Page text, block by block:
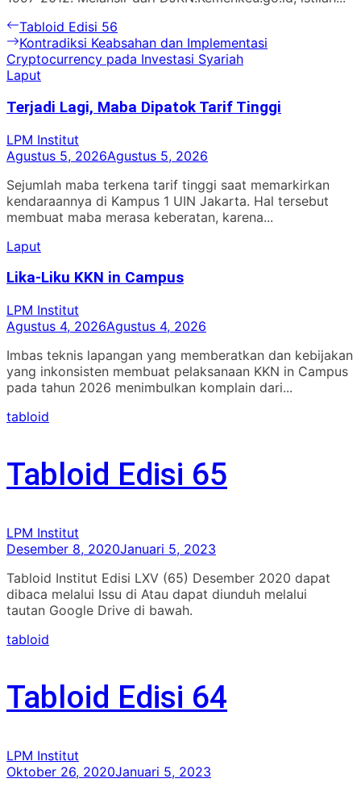
Navigasi
pos
Previous
post:
Tabloid Edisi 56
Next
post:
Kontradiksi Keabsahan dan Implementasi
Cryptocurrency pada Investasi Syariah
Laput
Terjadi Lagi, Maba Dipatok Tarif Tinggi
LPM Institut
Agustus 5, 2026Agustus 5, 2026
Sejumlah maba terkena tarif tinggi saat memarkirkan
kendaraannya di Kampus 1 UIN Jakarta. Hal tersebut
membuat maba merasa keberatan, karena...
Laput
Lika-Liku KKN in Campus
LPM Institut
Agustus 4, 2026Agustus 4, 2026
Imbas teknis lapangan yang memberatkan dan kebijakan
yang inkonsisten membuat pelaksanaan KKN in Campus
pada tahun 2026 menimbulkan komplain dari...
tabloid
Tabloid Edisi 65
LPM Institut
Desember 8, 2020Januari 5, 2023
Tabloid Institut Edisi LXV (65) Desember 2020 dapat
dibaca melalui Issu di Atau dapat diunduh melalui
tautan Google Drive di bawah.
tabloid
Tabloid Edisi 64
LPM Institut
Oktober 26, 2020Januari 5, 2023